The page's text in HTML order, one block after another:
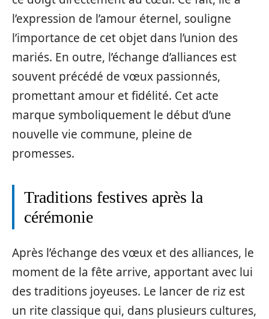
l’expression de l’amour éternel, souligne
l’importance de cet objet dans l’union des
mariés. En outre, l’échange d’alliances est
souvent précédé de vœux passionnés,
promettant amour et fidélité. Cet acte
marque symboliquement le début d’une
nouvelle vie commune, pleine de
promesses.
Traditions festives après la
cérémonie
Après l’échange des vœux et des alliances, le
moment de la fête arrive, apportant avec lui
des traditions joyeuses. Le lancer de riz est
un rite classique qui, dans plusieurs cultures,